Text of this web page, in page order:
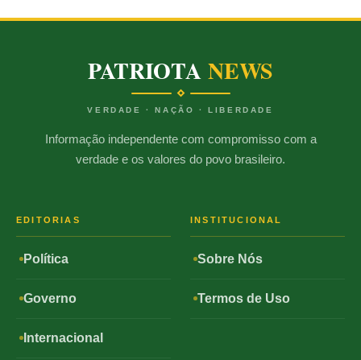
PATRIOTANEWS
VERDADE · NAÇÃO · LIBERDADE
Informação independente com compromisso com a
verdade e os valores do povo brasileiro.
EDITORIAS
Política
Governo
Internacional
INSTITUCIONAL
Sobre Nós
Termos de Uso